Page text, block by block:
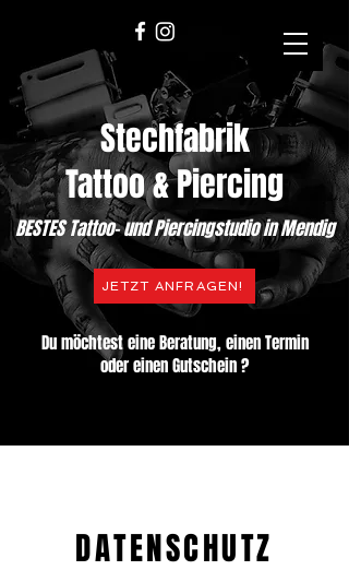
Stechfabrik
Tattoo & Piercing
BESTES Tattoo- und Piercingstudio in Mendig
Du möchtest eine Beratung, einen Termin
oder einen Gutschein ?
JETZT ANFRAGEN!
DATENSCHUTZ